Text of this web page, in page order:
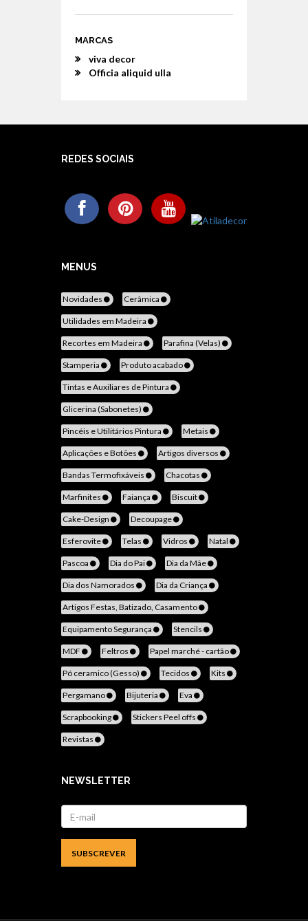
MARCAS
viva decor
Officia aliquid ulla
REDES SOCIAIS
MENUS
Novidades Cerâmica
Utilidades em Madeira
Recortes em Madeira Parafina (Velas)
Stamperia Produto acabado
Tintas e Auxiliares de Pintura
Glicerina (Sabonetes)
Pincéis e Utilitários Pintura Metais
Aplicações e Botões Artigos diversos
Bandas Termofixáveis Chacotas
Marfinites Faiança Biscuit
Cake-Design Decoupage
Esferovite Telas Vidros Natal
Pascoa Dia do Pai Dia da Mãe
Dia dos Namorados Dia da Criança
Artigos Festas, Batizado, Casamento
Equipamento Segurança Stencils
MDF Feltros Papel marché - cartão
Pó ceramico (Gesso) Tecidos Kits
Pergamano Bijuteria Eva
Scrapbooking Stickers Peel offs
Revistas
NEWSLETTER